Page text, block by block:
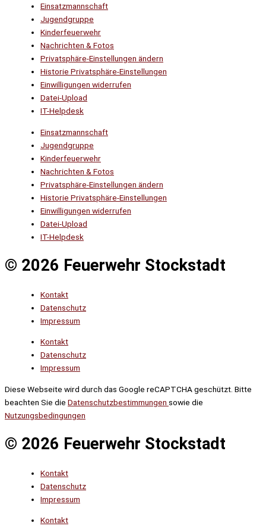
Einsatzmannschaft
Jugendgruppe
Kinderfeuerwehr
Nachrichten & Fotos
Privatsphäre-Einstellungen ändern
Historie Privatsphäre-Einstellungen
Einwilligungen widerrufen
Datei-Upload
IT-Helpdesk
Einsatzmannschaft
Jugendgruppe
Kinderfeuerwehr
Nachrichten & Fotos
Privatsphäre-Einstellungen ändern
Historie Privatsphäre-Einstellungen
Einwilligungen widerrufen
Datei-Upload
IT-Helpdesk
© 2026 Feuerwehr Stockstadt
Kontakt
Datenschutz
Impressum
Kontakt
Datenschutz
Impressum
Diese Webseite wird durch das Google reCAPTCHA geschützt. Bitte
beachten Sie die Datenschutzbestimmungen sowie die
Nutzungsbedingungen
© 2026 Feuerwehr Stockstadt
Kontakt
Datenschutz
Impressum
Kontakt